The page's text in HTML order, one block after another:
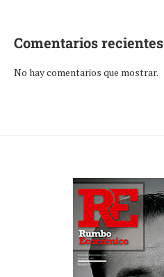
Comentarios recientes
No hay comentarios que mostrar.